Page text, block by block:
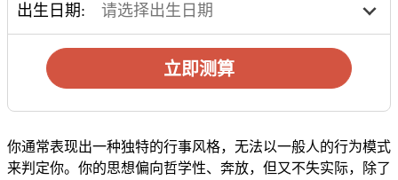
出生日期:
立即测算
你通常表现出一种独特的行事风格，无法以一般人的行为模式
来判定你。你的思想偏向哲学性、奔放，但又不失实际，除了